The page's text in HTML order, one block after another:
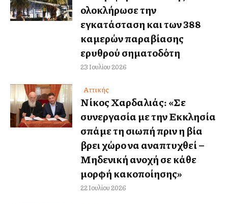
ολοκλήρωσε την
εγκατάσταση και των 388
καμερών παραβίασης
ερυθρού σηματοδότη
23 Ιουλίου 2026
Αττικής
Νίκος Χαρδαλιάς: «Σε
συνεργασία με την Εκκλησία
σπάμε τη σιωπή πριν η βία
βρει χώρο να αναπτυχθεί –
Μηδενική ανοχή σε κάθε
μορφή κακοποίησης»
22 Ιουλίου 2026